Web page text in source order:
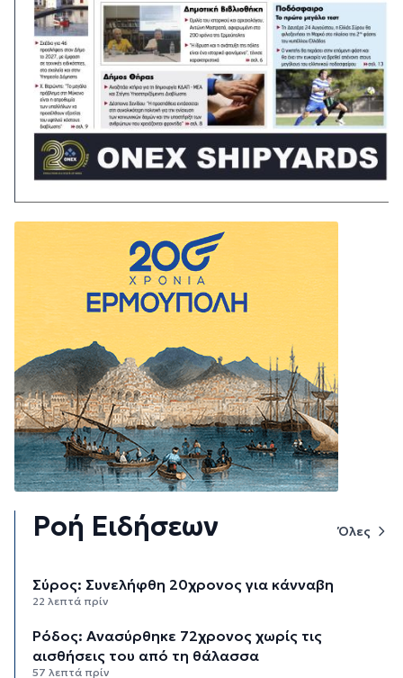
Ροή Ειδήσεων Όλες
Σύρος: Συνελήφθη 20χρονος για κάνναβη
22 λεπτά πρίν
Ρόδος: Ανασύρθηκε 72χρονος χωρίς τις
αισθήσεις του από τη θάλασσα
57 λεπτά πρίν